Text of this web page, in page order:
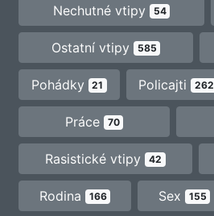
Nechutné vtipy 54
Ostatní vtipy 585
Pohádky 21 Policajti 262
Práce 70
Rasistické vtipy 42
Rodina 166 Sex 155